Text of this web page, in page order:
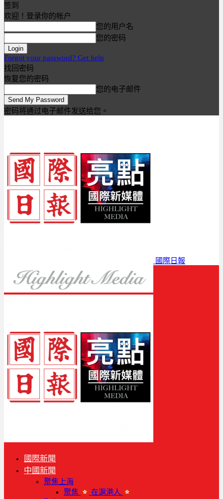
签到
欢迎！登录你的帐户
您的用户名
您的密码
Forgot your password? Get help
找回密码
恢复您的密码
您的电子邮件
密码将通过电子邮件发送给您。
國際日報
國際新聞
中國新聞
聚焦上海
聚焦
在滬港人